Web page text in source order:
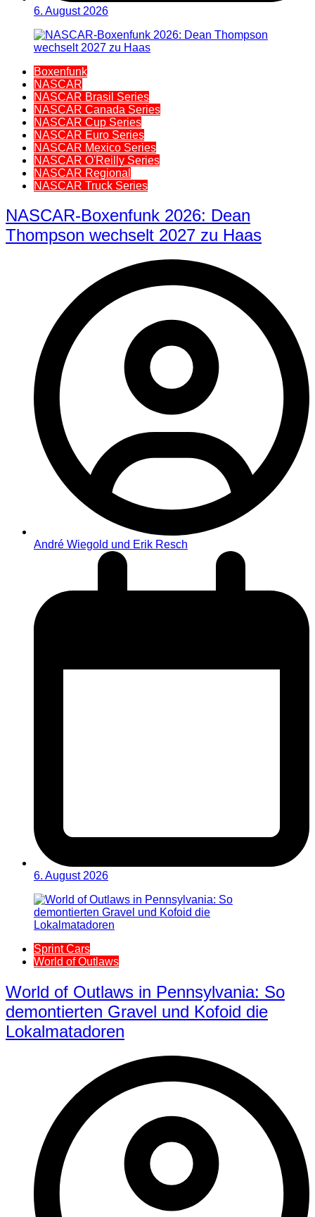
6. August 2026
Boxenfunk
NASCAR
NASCAR Brasil Series
NASCAR Canada Series
NASCAR Cup Series
NASCAR Euro Series
NASCAR Mexico Series
NASCAR O'Reilly Series
NASCAR Regional
NASCAR Truck Series
NASCAR-Boxenfunk 2026: Dean
Thompson wechselt 2027 zu Haas
André Wiegold und Erik Resch
6. August 2026
Sprint Cars
World of Outlaws
World of Outlaws in Pennsylvania: So
demontierten Gravel und Kofoid die
Lokalmatadoren